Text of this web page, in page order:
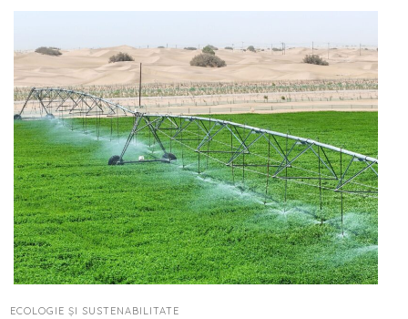
ECOLOGIE ȘI SUSTENABILITATE